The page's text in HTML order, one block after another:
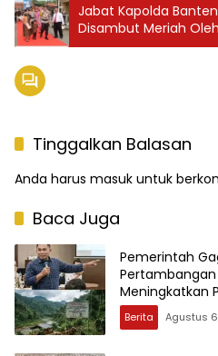
Jabat Kapolda
Disambut Meriah
Banten
Tinggalkan Balasan
Anda harus masuk untuk
Baca Juga
Pemerintah
Pertambangan
Meningkatkan
Berita Agustus